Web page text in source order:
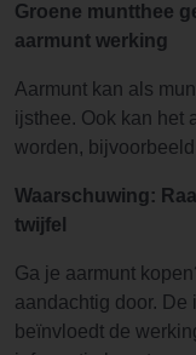
Groene muntthee
aarmunt werking
Aarmunt kan als
ijsthee. Ook kan het
worden,
Waarschuwing:
twijfel
Ga je aarmunt
aandachtig door. De
beïnvloedt de